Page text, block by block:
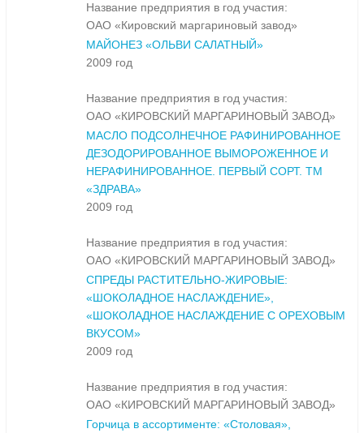
Название предприятия в год участия:
ОАО «Кировский маргариновый завод»
МАЙОНЕЗ «ОЛЬВИ САЛАТНЫЙ»
2009 год
Название предприятия в год участия:
ОАО «КИРОВСКИЙ МАРГАРИНОВЫЙ ЗАВОД»
МАСЛО ПОДСОЛНЕЧНОЕ РАФИНИРОВАННОЕ
ДЕЗОДОРИРОВАННОЕ ВЫМОРОЖЕННОЕ И
НЕРАФИНИРОВАННОЕ. ПЕРВЫЙ СОРТ. ТМ
«ЗДРАВА»
2009 год
Название предприятия в год участия:
ОАО «КИРОВСКИЙ МАРГАРИНОВЫЙ ЗАВОД»
СПРЕДЫ РАСТИТЕЛЬНО-ЖИРОВЫЕ:
«ШОКОЛАДНОЕ НАСЛАЖДЕНИЕ»,
«ШОКОЛАДНОЕ НАСЛАЖДЕНИЕ С ОРЕХОВЫМ
ВКУСОМ»
2009 год
Название предприятия в год участия:
ОАО «КИРОВСКИЙ МАРГАРИНОВЫЙ ЗАВОД»
Горчица в ассортименте: «Столовая»,